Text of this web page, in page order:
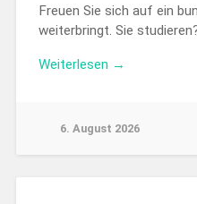
Freuen Sie sich auf ein
weiterbringt. Sie
Weiterlesen →
6. August 2026